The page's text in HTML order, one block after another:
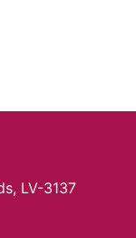
LV-3137